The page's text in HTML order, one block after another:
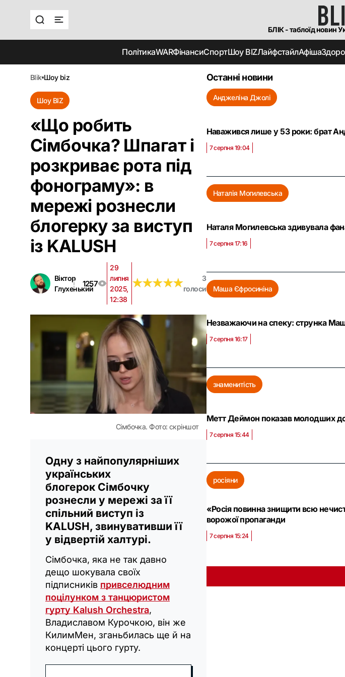
БЛІК - таблоїд новин
ПолітикаWARФінансиСпортШоу BIZЛайфстайлАфіша
blik шоу biz
Шоу BIZ
«Що робить
Сімбочка? Шпагат і
розкриває рота під
фонограму»: в
мережі рознесли
блогерку за виступ
із KALUSH
Віктор
Глухенький
1257
29
липня
2025,
12:38
★★★★★
★★★★★
3
голоси
Сімбочка. Фото: скріншот
Одну з найпопулярніших
українських
блогерок Сімбочку
рознесли у мережі за її
спільний виступ із
KALUSH, звинувативши її
у відвертій халтурі.
Сімбочка, яка не так давно
дещо шокувала своїх
підписників привселюдним
поцілунком з танцюристом
гурту Kalush Orchestra,
Владиславом Курочкою, він же
КилимМен, зганьбилась ще й на
концерті цього гурту.
Останні новини
Анджеліна Джолі
Наважився лише у 53 роки: брат
7 серпня 19:04
Наталія Могилевська
Наталя Могилевська здивувала
7 серпня 17:16
Маша Єфросиніна
Незважаючи на спеку: струнка
7 серпня 16:17
знаменитість
Метт Деймон показав молодших
7 серпня 15:44
росіяни
«Росія повинна знищити всю
ворожої пропаганди
7 серпня 15:24